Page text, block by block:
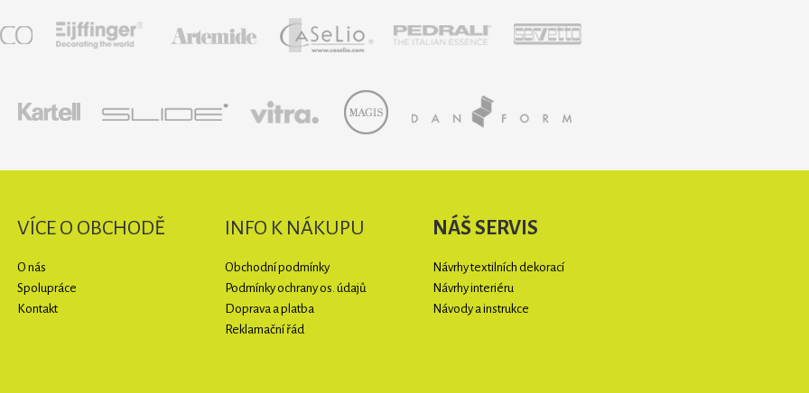
VÍCE O OBCHODĚ
O nás
Spolupráce
Kontakt
INFO K NÁKUPU
Obchodní podmínky
Podmínky ochrany os. údajů
Doprava a platba
Reklamační řád
NÁŠ SERVIS
Návrhy textilních dekorací
Návrhy interiéru
Návody a instrukce